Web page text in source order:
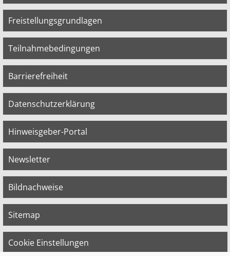
Freistellungsgrundlagen
Teilnahmebedingungen
Barrierefreiheit
Datenschutzerklärung
Hinweisgeber-Portal
Newsletter
Bildnachweise
Sitemap
Cookie Einstellungen